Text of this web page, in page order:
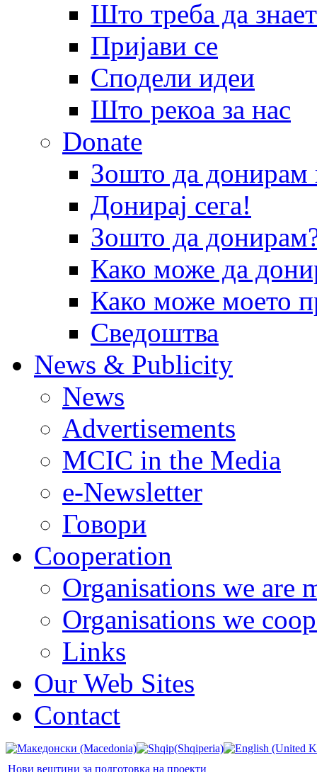
Што треба да
Пријави се
Сподели идеи
Што рекоа за нас
Donate
Зошто да
Донирај сега!
Зошто да
Како може да
Како може моето
Сведоштва
News & Publicity
News
Advertisements
MCIC in the Media
e-Newsletter
Говори
Cooperation
Organisations we are
Organisations we
Links
Our Web Sites
Contact
Нови вештини за подготовка на проекти